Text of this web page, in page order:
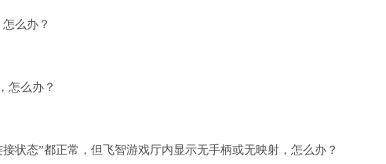
么办？
怎么办？
状态”都正常，但飞智游戏厅内显示无手柄或无映射，怎么办？